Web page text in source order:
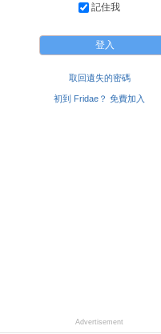
記住我
取回遺失的密碼
初到 Fridae？ 免費加入
Advertisement